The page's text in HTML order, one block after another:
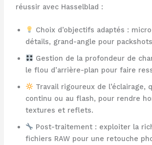
réussir avec Hasselblad :
Choix d’objectifs adaptés :
détails, grand-angle pour
Gestion de la profondeur de
le flou d’arrière-plan pour faire
Travail rigoureux de l’éclairage,
continu ou au flash, pour rendre
textures et reflets.
Post-traitement : exploiter la
fichiers RAW pour une retouche